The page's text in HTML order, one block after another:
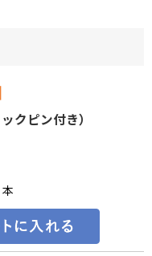
クピン付き）
本